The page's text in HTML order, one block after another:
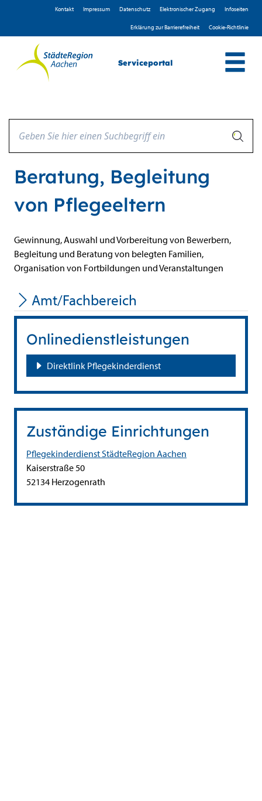
Zum Hauptinhalt springen
Zum Hauptinhalt
Kontakt Impressum D­atenschutz Elektronischer Zugang Infoseiten
Erklärung zur Barrierefreiheit Cookie-Richtlinie
Serviceportal
Beratung, Begleitung
von Pflegeeltern
Beschreibung
Gewinnung, Auswahl und Vorbereitung von Bewerbern,
Begleitung und Beratung von belegten Familien,
Organisation von Fortbildungen und Veranstaltungen
Amt/Fachbereich
Onlinedienstleistungen
Direktlink Pflegekinderdienst
Zuständige Einrichtungen
Pflegekinderdienst StädteRegion Aachen
Straße:
Kaiserstraße Hausnummer:
50
PLZ:
52134 Ort:
Herzogenrath